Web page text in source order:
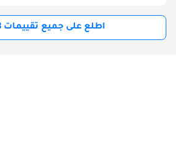
اطلع على جميع تقييمات 118